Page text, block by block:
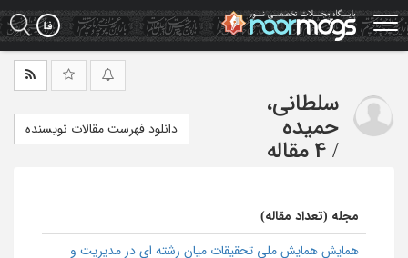
Skip
to
main
سلطانی،
حمیده
/ 4 مقاله
دانلود فهرست مقالات نویسنده
مجله (تعداد مقاله)
همایش همایش ملی تحقیقات میان رشته ای در مدیریت و